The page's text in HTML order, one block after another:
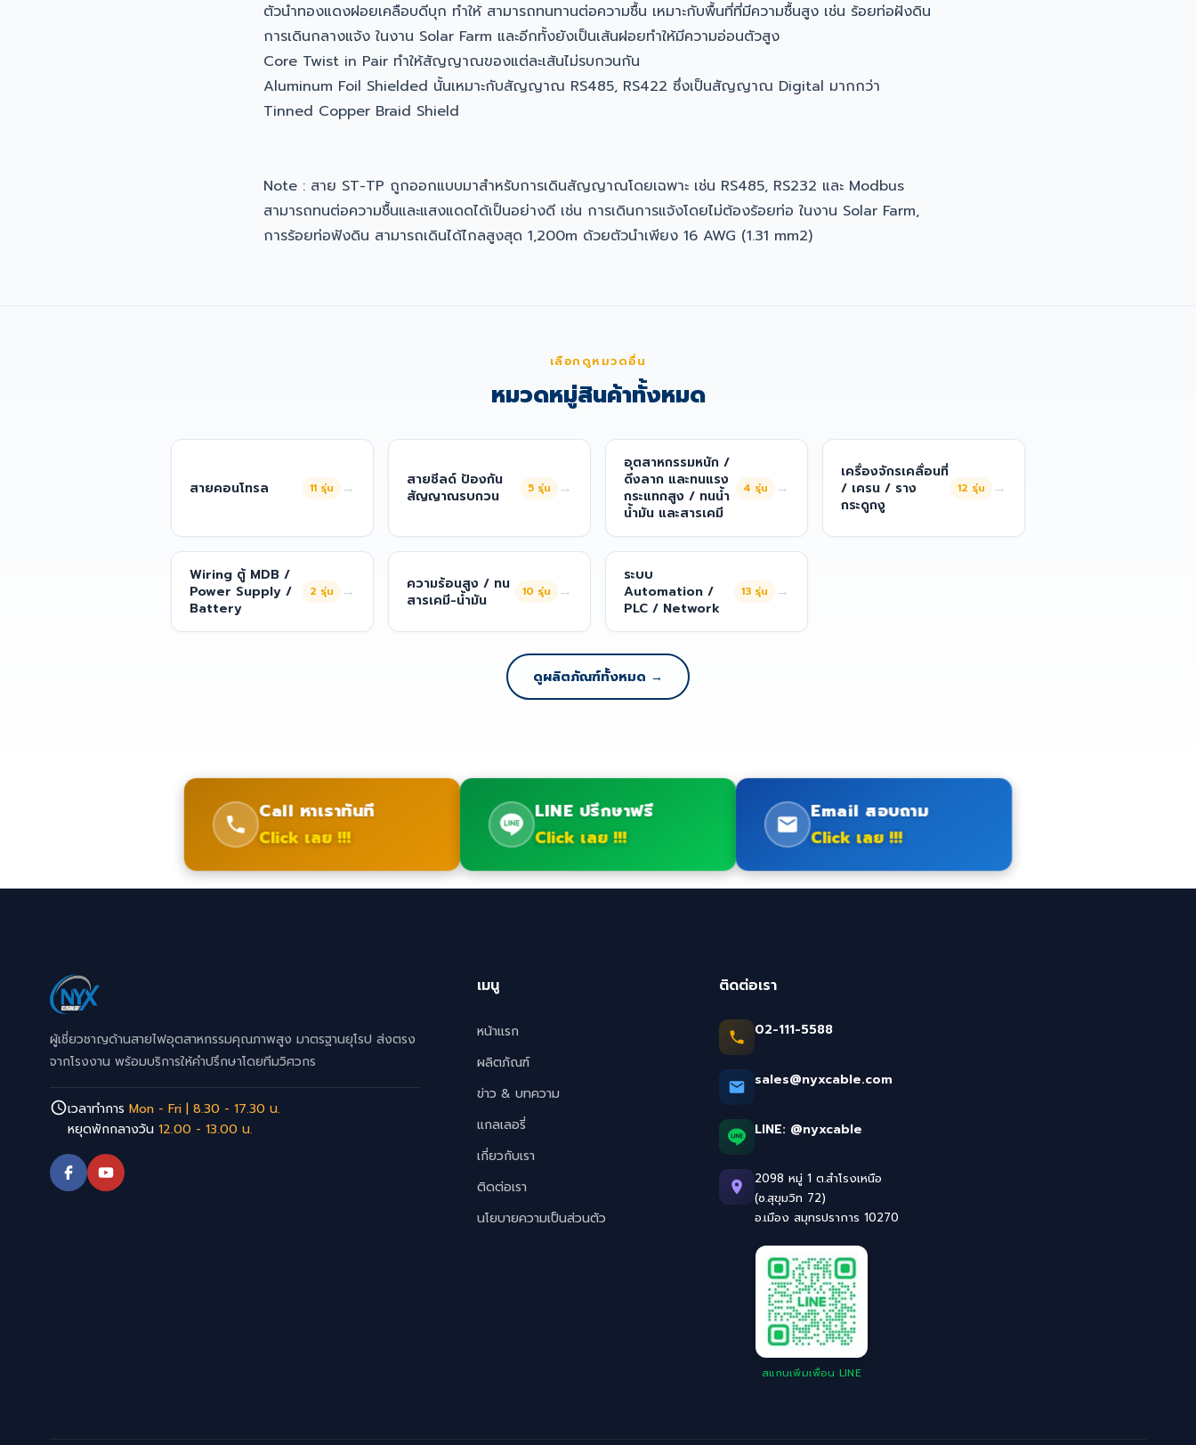
ตัวนำทองแดงฝอยเคลือบดีบุก ทำให้ สามารถทนทานต่อความชื้น เหมาะกับพื้นที่ที่มีความชื้นสูง เช่น ร้อยท่อฝังดิน
การเดินกลางแจ้ง ในงาน Solar Farm และอีกทั้งยังเป็นเส้นฝอยทำให้มีความอ่อนตัวสูง
Core Twist in Pair ทำให้สัญญาณของแต่ละเส้นไม่รบกวนกัน
Aluminum Foil Shielded นั้นเหมาะกับสัญญาณ RS485, RS422 ซึ่งเป็นสัญญาณ Digital มากกว่า
Tinned Copper Braid Shield
Note : สาย ST-TP ถูกออกแบบมาสำหรับการเดินสัญญาณโดยเฉพาะ เช่น RS485, RS232 และ Modbus
สามารถทนต่อความชื้นและแสงแดดได้เป็นอย่างดี เช่น การเดินการแจ้งโดยไม่ต้องร้อยท่อ ในงาน Solar Farm,
การร้อยท่อฟังดิน สามารถเดินได้ไกลสูงสุด 1,200m ด้วยตัวนำเพียง 16 AWG (1.31 mm2)
เลือกดูหมวดอื่น
หมวดหมู่สินค้าทั้งหมด
สายคอนโทรล 11 รุ่น →
สายชีลด์ ป้องกัน
สัญญาณรบกวน
5 รุ่น →
อุตสาหกรรมหนัก /
ดึงลาก และทนแรง
กระแทกสูง / ทนน้ำ
น้ำมัน และสารเคมี
4 รุ่น →
เครื่องจักรเคลื่อนที่
/ เครน / ราง
กระดูกงู
12 รุ่น →
Wiring ตู้ MDB /
Power Supply /
Battery
2 รุ่น →
ความร้อนสูง / ทน
สารเคมี-น้ำมัน
10 รุ่น →
ระบบ
Automation /
PLC / Network
13 รุ่น →
ดูผลิตภัณฑ์ทั้งหมด →
Call หาเราทันที
Click เลย !!!
LINE ปรึกษาฟรี
Click เลย !!!
Email สอบถาม
Click เลย !!!
ผู้เชี่ยวชาญด้านสายไฟอุตสาหกรรมคุณภาพสูง มาตรฐานยุโรป ส่งตรง
จากโรงงาน พร้อมบริการให้คำปรึกษาโดยทีมวิศวกร
เวลาทำการ Mon - Fri | 8.30 - 17.30 น.
หยุดพักกลางวัน 12.00 - 13.00 น.
เมนู
หน้าแรก
ผลิตภัณฑ์
ข่าว & บทความ
แกลเลอรี่
เกี่ยวกับเรา
ติดต่อเรา
นโยบายความเป็นส่วนตัว
ติดต่อเรา
02-111-5588
sales@nyxcable.com
LINE: @nyxcable
2098 หมู่ 1 ต.สำโรงเหนือ
(ซ.สุขุมวิท 72)
อ.เมือง สมุทรปราการ 10270
สแกนเพิ่มเพื่อน LINE